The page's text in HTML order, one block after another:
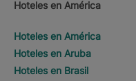
Hoteles en América
Hoteles en América
Hoteles en Aruba
Hoteles en Brasil